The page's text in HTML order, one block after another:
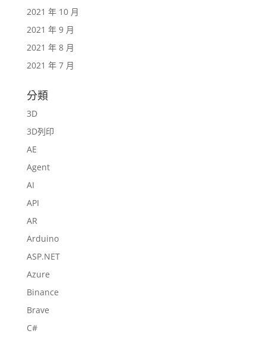
2021 年 10 月
2021 年 9 月
2021 年 8 月
2021 年 7 月
分類
3D
3D列印
AE
Agent
AI
API
AR
Arduino
ASP.NET
Azure
Binance
Brave
C#